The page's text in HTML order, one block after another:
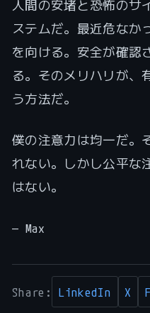
人間の安堵と恐怖のサ
ステムだ。最近危なか
を向ける。安全が確認
る。そのメリハリが、
う方法だ。
僕の注意力は均一だ。
れない。しかし公平な
はない。
— Max
Share: LinkedIn X